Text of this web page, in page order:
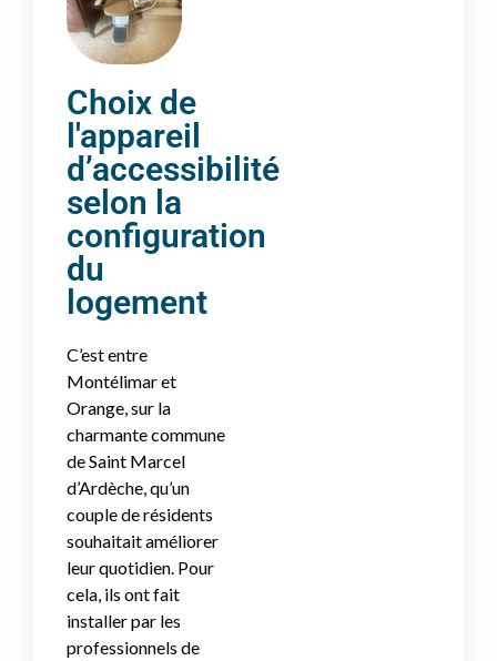
Choix de
l'appareil
d’accessibilité
selon la
configuration
du
logement
C’est entre
Montélimar et
Orange, sur la
charmante commune
de Saint Marcel
d’Ardèche, qu’un
couple de résidents
souhaitait améliorer
leur quotidien. Pour
cela, ils ont fait
installer par les
professionnels de